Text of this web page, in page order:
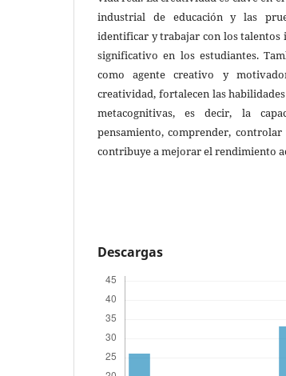
industrial de educación y las
identificar y trabajar con los
significativo en los estudiantes.
como agente creativo y
creatividad, fortalecen las
metacognitivas, es decir, la
pensamiento, comprender,
contribuye a mejorar el rendimiento
Descargas